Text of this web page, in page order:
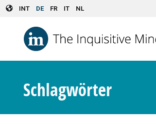
Skip to main content
INT DE FR IT NL
Schlagwörter